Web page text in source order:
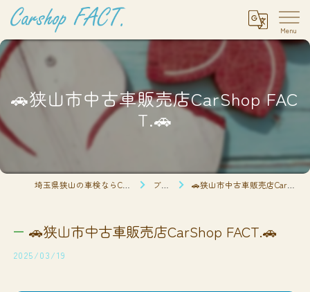
🚗狭山市中古車販売店CarShop FAC
T.🚗
ブログ 🚗狭山市中古車販売店CarShop FACT.🚗
🚗狭山市中古車販売店CarShop FACT.🚗
2025/03/19